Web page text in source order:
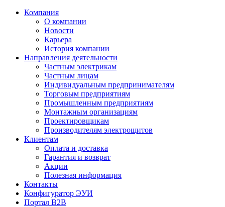
Компания
О компании
Новости
Карьера
История компании
Направления деятельности
Частным электрикам
Частным лицам
Индивидуальным предпринимателям
Торговым предприятиям
Промышленным предприятиям
Монтажным организациям
Проектировщикам
Производителям электрощитов
Клиентам
Оплата и доставка
Гарантия и возврат
Акции
Полезная информация
Контакты
Конфигуратор ЭУИ
Портал B2B